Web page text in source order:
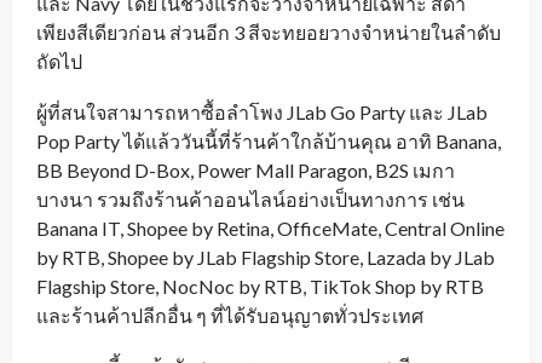
เพียงสีเดียวก่อน ส่วนอีก 3 สีจะทยอยวางจำหน่ายในลำดับ
ถัดไป
ผู้ที่สนใจสามารถหาซื้อลำโพง JLab Go Party และ JLab
Pop Party ได้แล้ววันนี้ที่ร้านค้าใกล้บ้านคุณ อาทิ Banana,
BB Beyond D-Box, Power Mall Paragon, B2S เมกา
บางนา รวมถึงร้านค้าออนไลน์อย่างเป็นทางการ เช่น
Banana IT, Shopee by Retina, OfficeMate, Central Online
by RTB, Shopee by JLab Flagship Store, Lazada by JLab
Flagship Store, NocNoc by RTB, TikTok Shop by RTB
และร้านค้าปลีกอื่น ๆ ที่ได้รับอนุญาตทั่วประเทศ